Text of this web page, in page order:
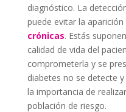
diagnóstico. La
puede evitar la aparición
crónicas. Estás
calidad de vida del
comprometerla y se
diabetes no se detecte
la importancia de
población de riesgo.